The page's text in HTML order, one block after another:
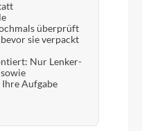
überprüft
sie verpackt
Nur Lenker-
Aufgabe